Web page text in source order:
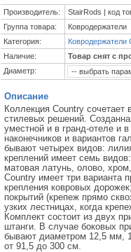
Производитель:
StairRods | код
Группа товара:
Ковродержатели
Категория:
Ковродержатели
Наличие:
Товар снят с
Диаметр:
Описание
Коллекция Country сочетает
стилевых решений.
уместной и в гранд-отеле и
наконечников и вариантов
бывают четырех видов:
креплений имеет семь
матовая латунь, олово,
Country имеет три варианта
крепления ковровых
покрытий (крепеж прямо
узких лестницах, когда
Комплект состоит из двух
штанги. В случае боковых
бывают диаметром 12,5 мм,
от 91,5 до 300 см.